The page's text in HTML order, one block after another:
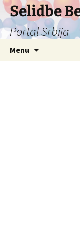
Selidbe
Portal Srbija
Menu